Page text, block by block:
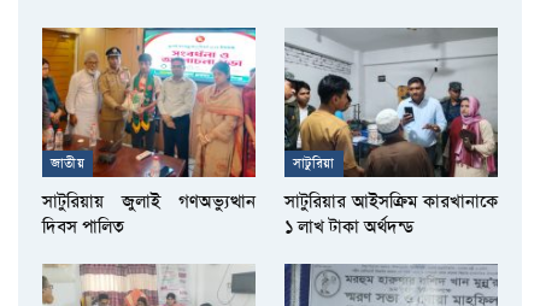
জাতীয়
সাটুরিয়ায় জুলাই গণঅভ্যুত্থান
দিবস পালিত
সাটুরিয়া
সাটুরিয়ার আইসক্রিম কারখানাকে
১ লাখ টাকা অর্থদন্ড